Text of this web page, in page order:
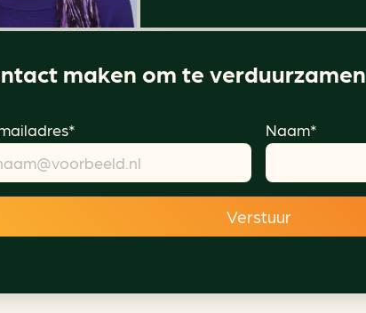
maken om te verduurzamen
Naam*